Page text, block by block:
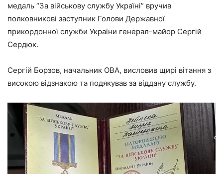
медаль “За військову службу Україні” вручив
полковникові заступник Голови Державної
прикордонної служби України генерал-майор Сергій
Сердюк.
Сергій Борзов, начальник ОВА, висловив щирі вітання з
високою відзнакою та подякував за віддану службу.